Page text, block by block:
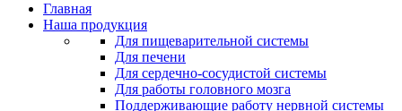
Главная
Наша продукция
Для пищеварительной системы
Для печени
Для сердечно-сосудистой системы
Для работы головного мозга
Поддерживающие работу нервной системы